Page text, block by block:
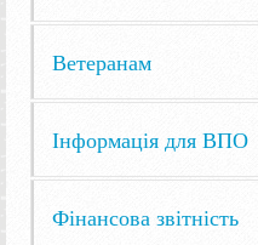
Ветеранам
Інформація для ВПО
Фінансова звітність